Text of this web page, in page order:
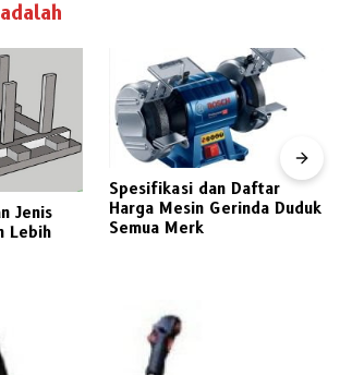
Jenis
Lebih
Spesifikasi dan Daftar
Harga Mesin Gerinda Duduk
Semua Merk